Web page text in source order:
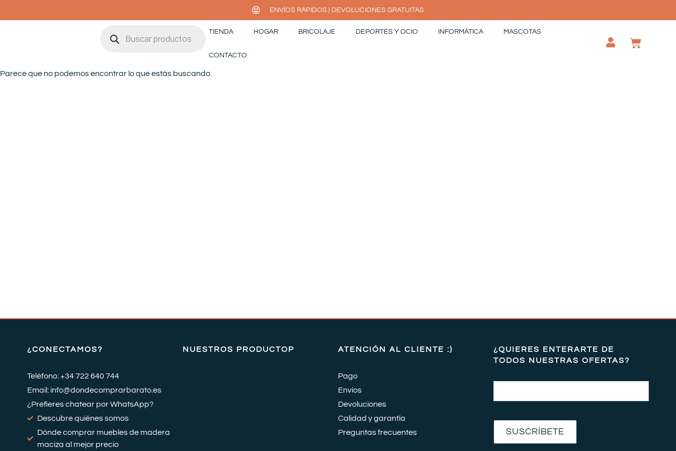
al
ENVÍOS RÁPIDOS | DEVOLUCIONES GRATUITAS
productos
TIENDA HOGAR BRICOLAJE DEPORTES Y OCIO INFORMÁTICA MASCOTAS
CONTACTO
Parece que no podemos encontrar lo que estás buscando.
¿CONECTAMOS?
Teléfono: +34 722 640 744
Email: info@dondecomprarbarato.es
¿Prefieres chatear por WhatsApp?
Descubre quiénes somos
Dónde comprar muebles de madera
maciza al mejor precio
NUESTROS PRODUCTOP ATENCIÓN AL CLIENTE :)
Pago
Envíos
Devoluciones
Calidad y garantía
Preguntas frecuentes
¿QUIERES ENTERARTE DE
TODOS NUESTRAS OFERTAS?
SUSCRÍBETE